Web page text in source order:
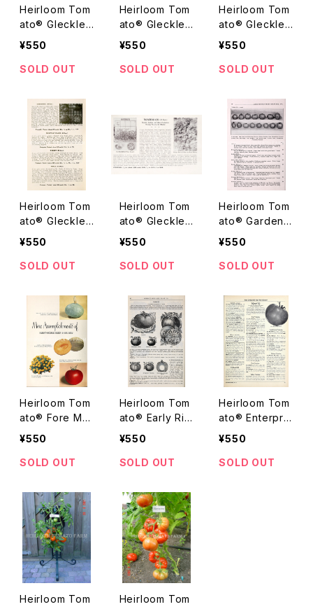
Heirloom Tom
ato® Gleckler
s Seedmen's
ルーム・トマト・
シードマンズ・カ
レプラタ
¥550
SOLD OUT
Heirloom Tom
ato® Gleckler
s Seedmen's
d Super Arge
ト・グレックラー
ズ・シードマン
ズ・ポンデロー
サ・レッド・スー
パー・アルジェン
¥550
SOLD OUT
Heirloom Tom
ato® Gleckler
s Seedmen's
ーム・トマト・グ
ードマンズ・プラ
マー
¥550
SOLD OUT
Heirloom Tom
ato® Gleckler
s Seedmen's
ael Strain エア
グレックラーズ・
シードマンズ・マ
ルマンデ・イスラ
エル・ストレイン
¥550
SOLD OUT
Heirloom Tom
ato® Gleckler
s Seedmen's
ーム・トマト・グ
ードマンズ・マル
マン
¥550
SOLD OUT
Heirloom Tom
ato® Garden
State エアルー
デン・ステート
¥550
SOLD OUT
Heirloom Tom
ato® Fore Mo
st E-21 Hybrid
ト・フォア・モー
ブリッド
¥550
SOLD OUT
Heirloom Tom
ato® Early Ric
hmond エアル
ーリー・リッチモ
¥550
SOLD OUT
Heirloom Tom
ato® Enterpris
er=Enterprise
ム・トマト・エンタ
¥550
SOLD OUT
Heirloom Tom
Heirloom Tom